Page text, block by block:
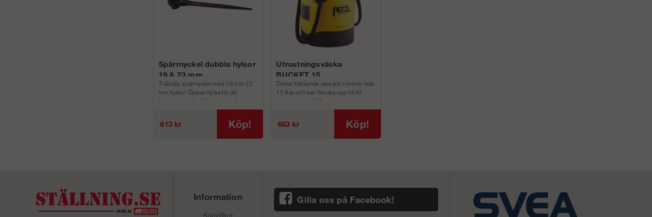
Spärrnyckel dubbla hylsor
19 & 23 mm
Tvåsidig spärrnyckel med 19 och 23
mm hylsor. Öppen hylsa för att
fungera bra på ställningskopplingar.
613 kr Köp!
Utrustningsväska
BUCKET 15
Denna fristående repsäck rymmer hela
15 liter och kan förvara upp till 45
meter rep med 11 mm diameter.
663 kr Köp!
Information
Köpvillkor
Gilla oss på Facebook!